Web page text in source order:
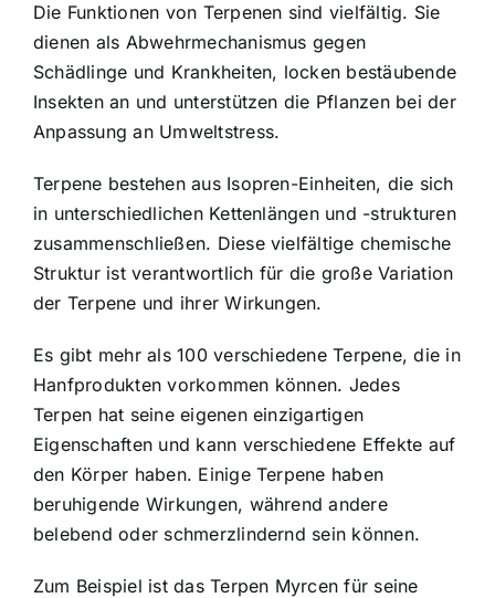
Die Funktionen von Terpenen sind vielfältig. Sie
dienen als Abwehrmechanismus gegen
Schädlinge und Krankheiten, locken bestäubende
Insekten an und unterstützen die Pflanzen bei der
Anpassung an Umweltstress.
Terpene bestehen aus Isopren-Einheiten, die sich
in unterschiedlichen Kettenlängen und -strukturen
zusammenschließen. Diese vielfältige chemische
Struktur ist verantwortlich für die große Variation
der Terpene und ihrer Wirkungen.
Es gibt mehr als 100 verschiedene Terpene, die in
Hanfprodukten vorkommen können. Jedes
Terpen hat seine eigenen einzigartigen
Eigenschaften und kann verschiedene Effekte auf
den Körper haben. Einige Terpene haben
beruhigende Wirkungen, während andere
belebend oder schmerzlindernd sein können.
Zum Beispiel ist das Terpen Myrcen für seine